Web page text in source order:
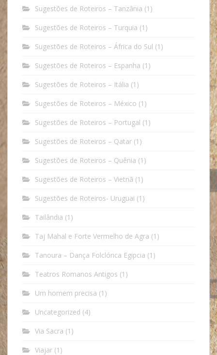
Sugestões de Roteiros – Tanzânia (1)
Sugestões de Roteiros – Turquia (1)
Sugestões de Roteiros – África do Sul (1)
Sugestões de Roteiros – Espanha (1)
Sugestões de Roteiros – Itália (1)
Sugestões de Roteiros – México (1)
Sugestões de Roteiros – Portugal (1)
Sugestões de Roteiros – Qatar (1)
Sugestões de Roteiros – Quênia (1)
Sugestões de Roteiros – Vietnã (1)
Sugestões de Roteiros- Uruguai (1)
Tailândia (1)
Taj Mahal e Forte Vermelho de Agra (1)
Tanoura – Dança Folclórica Egipcia (1)
Teatros Romanos Antigos (1)
Um homem precisa (1)
Uncategorized (4)
Via Sacra (1)
Viajar (1)